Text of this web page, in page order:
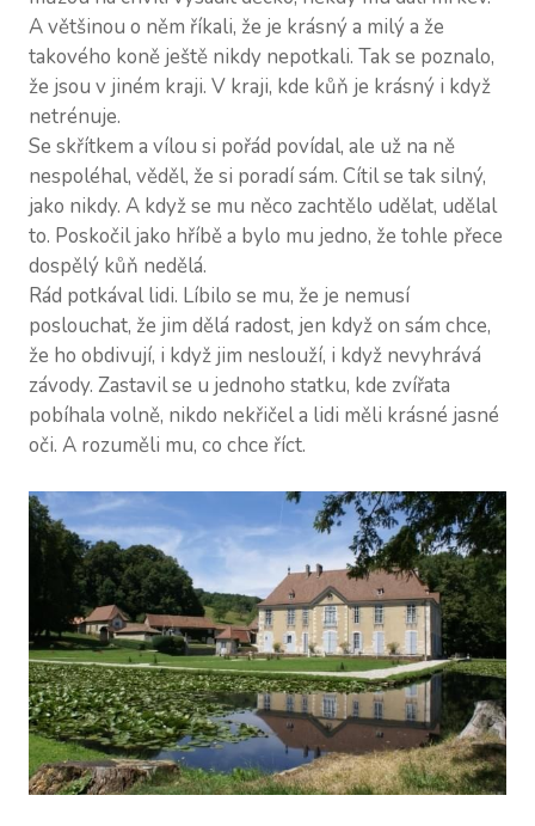
A většinou o něm říkali, že je krásný a milý a že
takového koně ještě nikdy nepotkali. Tak se poznalo,
že jsou v jiném kraji. V kraji, kde kůň je krásný i když
netrénuje.
Se skřítkem a vílou si pořád povídal, ale už na ně
nespoléhal, věděl, že si poradí sám. Cítil se tak silný,
jako nikdy. A když se mu něco zachtělo udělat, udělal
to. Poskočil jako hříbě a bylo mu jedno, že tohle přece
dospělý kůň nedělá.
Rád potkával lidi. Líbilo se mu, že je nemusí
poslouchat, že jim dělá radost, jen když on sám chce,
že ho obdivují, i když jim neslouží, i když nevyhrává
závody. Zastavil se u jednoho statku, kde zvířata
pobíhala volně, nikdo nekřičel a lidi měli krásné jasné
oči. A rozuměli mu, co chce říct.